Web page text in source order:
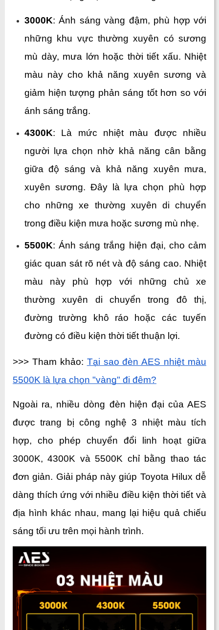
3000K: Ánh sáng vàng đậm, phù hợp với
những khu vực thường xuyên có sương
mù dày, mưa lớn hoặc thời tiết xấu. Nhiệt
màu này cho khả năng xuyên sương và
giảm hiện tượng phản sáng tốt hơn so với
ánh sáng trắng.
4300K: Là mức nhiệt màu được nhiều
người lựa chọn nhờ khả năng cân bằng
giữa độ sáng và khả năng xuyên mưa,
xuyên sương. Đây là lựa chọn phù hợp
cho những xe thường xuyên di chuyển
trong điều kiện mưa hoặc sương mù nhẹ.
5500K: Ánh sáng trắng hiện đại, cho cảm
giác quan sát rõ nét và độ sáng cao. Nhiệt
màu này phù hợp với những chủ xe
thường xuyên di chuyển trong đô thị,
đường trường khô ráo hoặc các tuyến
đường có điều kiện thời tiết thuận lợi.
>>> Tham khảo: Tại sao đèn AES nhiệt màu
5500K là lựa chọn "vàng" đi đêm?
Ngoài ra, nhiều dòng đèn hiện đại của AES
được trang bị công nghệ 3 nhiệt màu tích
hợp, cho phép chuyển đổi linh hoạt giữa
3000K, 4300K và 5500K chỉ bằng thao tác
đơn giản. Giải pháp này giúp Toyota Hilux dễ
dàng thích ứng với nhiều điều kiện thời tiết và
địa hình khác nhau, mang lại hiệu quả chiếu
sáng tối ưu trên mọi hành trình.